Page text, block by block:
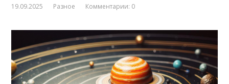
19.09.2025 Разное Комментарии: 0